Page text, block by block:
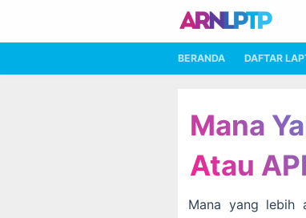
BERANDA DAFTAR
Mana
Atau
Mana yang lebih